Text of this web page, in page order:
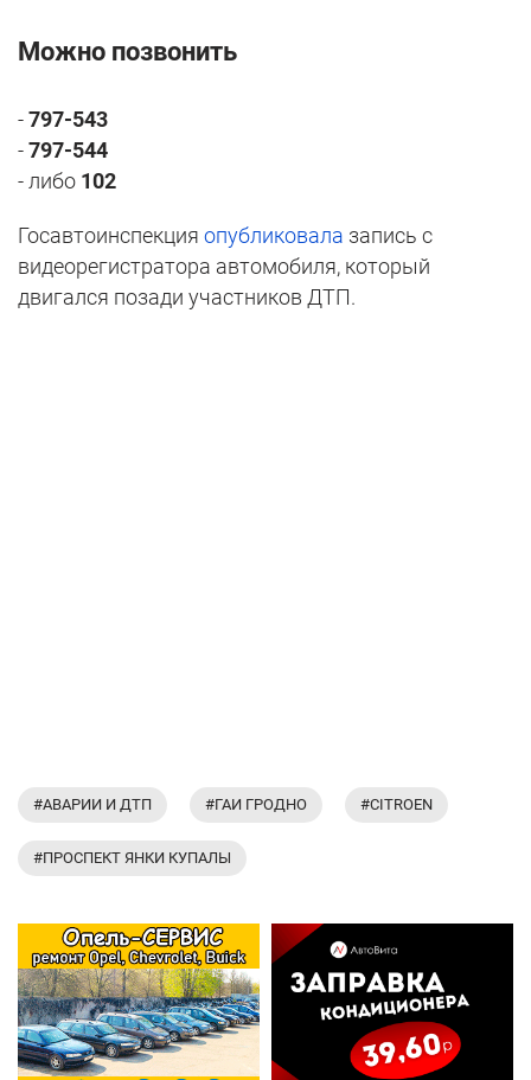
Можно позвонить
-797-543
-797-544
- либо 102
Госавтоинспекция опубликовала запись с
видеорегистратора автомобиля, который
двигался позади участников ДТП.
#АВАРИИ И ДТП #ГАИ ГРОДНО #CITROEN
#ПРОСПЕКТ ЯНКИ КУПАЛЫ